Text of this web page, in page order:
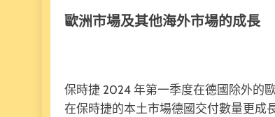
歐洲市場及其他海外市場的成長
保時捷 2024 年第一季度在德國除外的
在保時捷的本土市場德國交付數量更成